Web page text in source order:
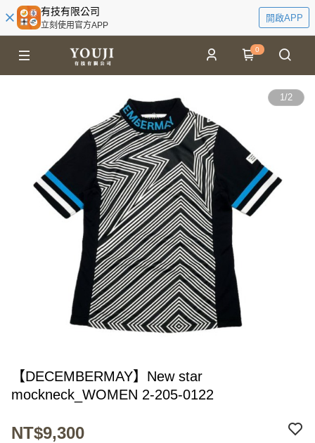
有技有限公司
立刻使用官方APP
開啟APP
0
1/2
【DECEMBERMAY】New star
mockneck_WOMEN 2-205-0122
NT$9,300